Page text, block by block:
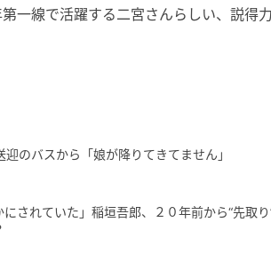
一線で活躍する二宮さんらしい、説得
のバスから「娘が降りてきてません」
にされていた」稲垣吾郎、２０年前から“先取